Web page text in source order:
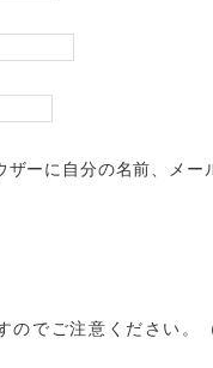
ザーに自分の名前、メー
のでご注意ください。